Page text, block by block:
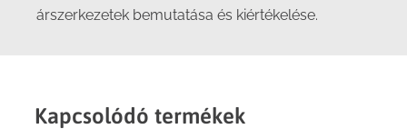
árszerkezetek bemutatása és kiértékelése.
Kapcsolódó termékek